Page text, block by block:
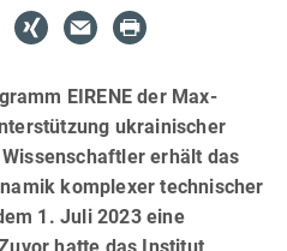
EIRENE der Max-
ukrainischer
erhält das
komplexer technischer
1. Juli 2023 eine